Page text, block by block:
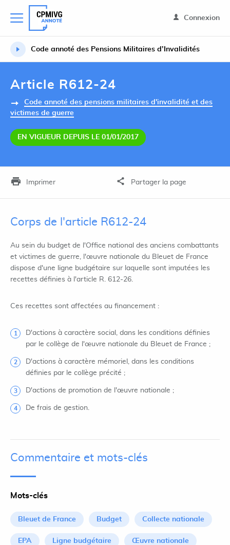
Connexion
Code annoté des Pensions Militaires d’Invalidités
Article R612-24
Code annoté des pensions militaires d'invalidité et des
victimes de guerre
EN VIGUEUR DEPUIS LE 01/01/2017
Imprimer Partager la page
Corps de l'article R612-24
Au sein du budget de l'Office national des anciens combattants
et victimes de guerre, l'œuvre nationale du Bleuet de France
dispose d'une ligne budgétaire sur laquelle sont imputées les
recettes définies à l'article R. 612-26.
Ces recettes sont affectées au financement :
D'actions à caractère social, dans les conditions définies
par le collège de l'œuvre nationale du Bleuet de France ;
D'actions à caractère mémoriel, dans les conditions
définies par le collège précité ;
D'actions de promotion de l'œuvre nationale ;
De frais de gestion.
Commentaire et mots-clés
Mots-clés
Bleuet de France Budget Collecte nationale
EPA Ligne budgétaire Œuvre nationale